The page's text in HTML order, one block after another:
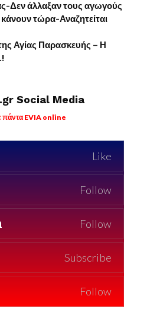
Δεν άλλαξαν τους αγωγούς
τώρα-Αναζητείται
Αγίας Παρασκευής – Η
Social Media
πάντα EVIA online
Like
Follow
Follow
Subscribe
Follow